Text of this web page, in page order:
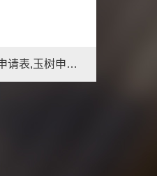
如何申请专利第2版北京岳成律师事务所编